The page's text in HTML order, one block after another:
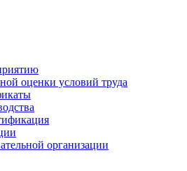
оценки условий труда
организации